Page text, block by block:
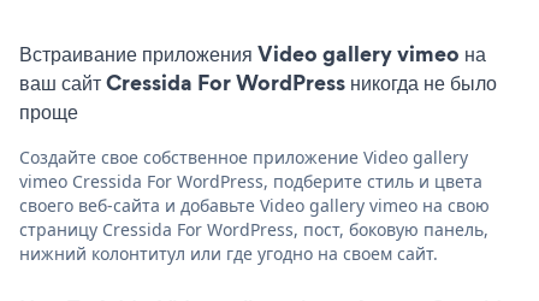
Встраивание приложения Video gallery vimeo на
ваш сайт Cressida For WordPress никогда не было
проще
Создайте свое собственное приложение Video gallery
vimeo Cressida For WordPress, подберите стиль и цвета
своего веб-сайта и добавьте Video gallery vimeo на свою
страницу Cressida For WordPress, пост, боковую панель,
нижний колонтитул или где угодно на своем сайт.